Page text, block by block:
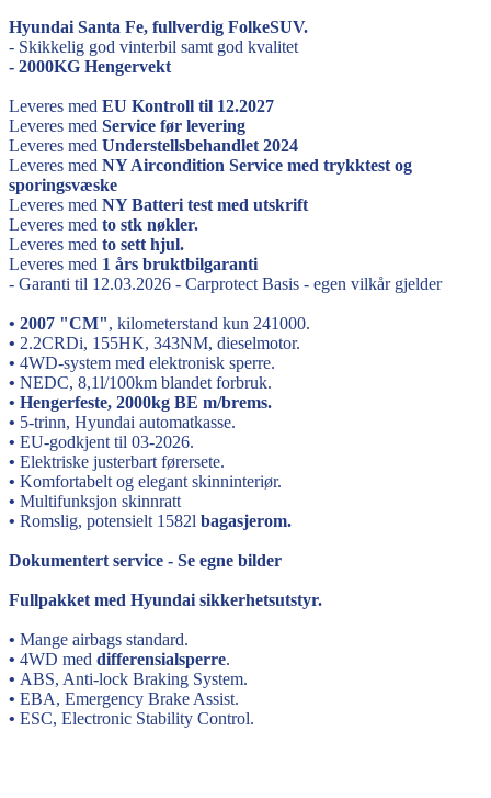
Hyundai Santa Fe, fullverdig FolkeSUV.
- Skikkelig god vinterbil samt god kvalitet
- 2000KG Hengervekt
Leveres med EU Kontroll til 12.2027
Leveres med Service før levering
Leveres med Understellsbehandlet 2024
Leveres med NY Aircondition Service med trykktest og
sporingsvæske
Leveres med NY Batteri test med utskrift
Leveres med to stk nøkler.
Leveres med to sett hjul.
Leveres med 1 års bruktbilgaranti
- Garanti til 12.03.2026 - Carprotect Basis - egen vilkår gjelder
• 2007 "CM", kilometerstand kun 241000.
• 2.2CRDi, 155HK, 343NM, dieselmotor.
• 4WD-system med elektronisk sperre.
• NEDC, 8,1l/100km blandet forbruk.
• Hengerfeste, 2000kg BE m/brems.
• 5-trinn, Hyundai automatkasse.
• EU-godkjent til 03-2026.
• Elektriske justerbart førersete.
• Komfortabelt og elegant skinninteriør.
• Multifunksjon skinnratt
• Romslig, potensielt 1582l bagasjerom.
Dokumentert service - Se egne bilder
Fullpakket med Hyundai sikkerhetsutstyr.
• Mange airbags standard.
• 4WD med differensialsperre.
• ABS, Anti-lock Braking System.
• EBA, Emergency Brake Assist.
• ESC, Electronic Stability Control.